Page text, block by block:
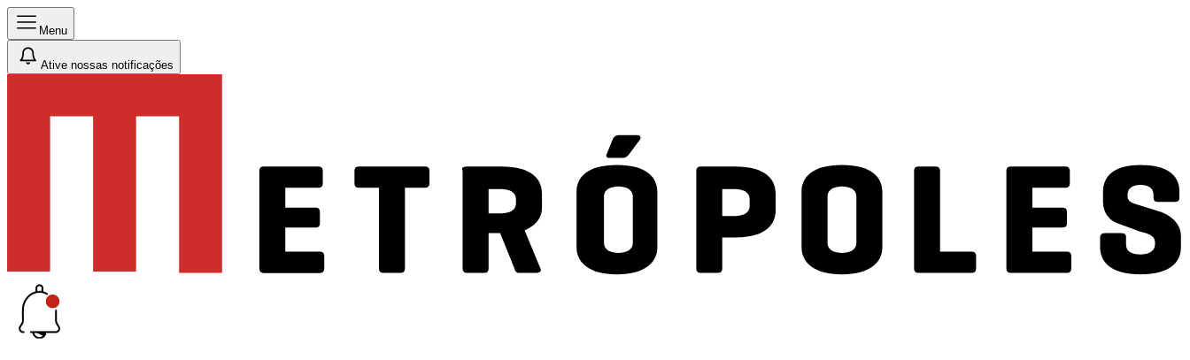
Menu
Ative nossas notificações